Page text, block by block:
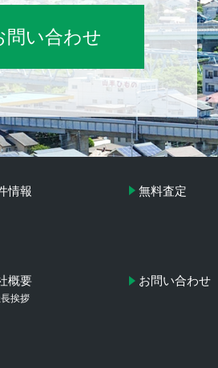
問い合わせ
情報 無料査定
概要
挨拶
お問い合わせ